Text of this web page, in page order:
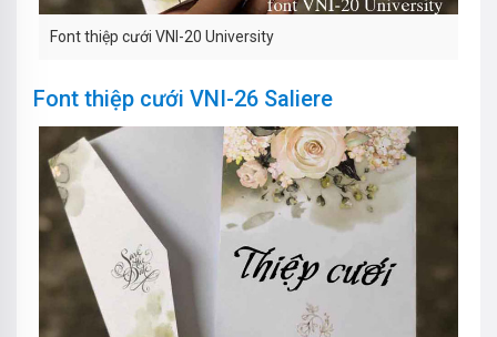
Font thiệp cưới VNI-20 University
Font thiệp cưới VNI-26 Saliere